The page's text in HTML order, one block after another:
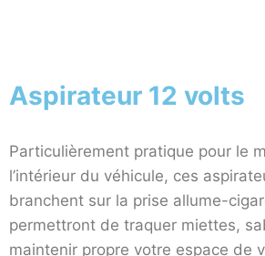
Aspirateur 12 volts
Particulièrement pratique pour le
l’intérieur du véhicule, ces
branchent sur la prise allume-
permettront de traquer miettes,
maintenir propre votre espace de